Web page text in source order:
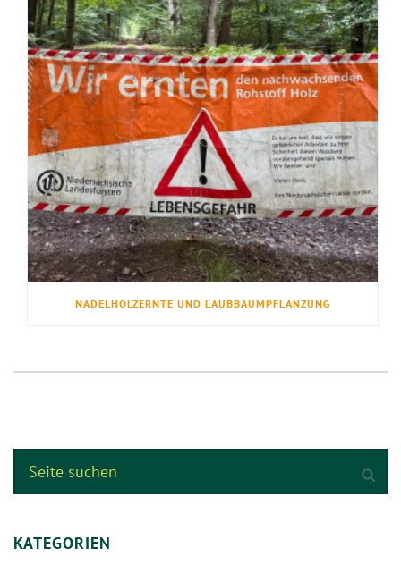
NADELHOLZERNTE UND LAUBBAUMPFLANZUNG
KATEGORIEN